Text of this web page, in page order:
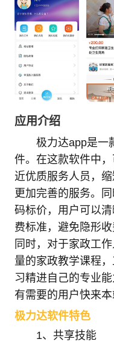
应用介绍
极力达app是一
件。在这款软件中
近优质服务人员，
更加完善的服务。
码标价，用户可以
费标准，避免隐形
同时，对于家政工
量的家政教学课程
习精进自己的专业
有需要的用户快来本
极力达软件特色
1、共享技能